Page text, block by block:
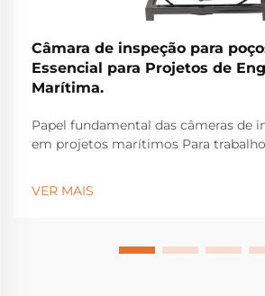
Câmara de inspeção para
Essencial para Projetos de
Marítima.
Papel fundamental das câmeras de
em projetos marítimos Para
problemas estruturais ocultos sob a
VER MAIS